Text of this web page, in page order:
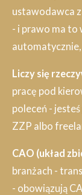
ustawodawca
- i prawo ma to
automatycznie,
Liczy się
pracę pod
poleceń -
ZZP albo
CAO (układ
branżach -
- obowiązują